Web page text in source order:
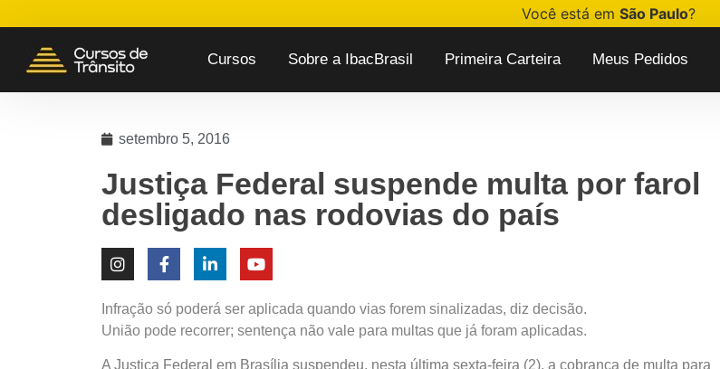
Você está em São Paulo?
Cursos Sobre a IbacBrasil Primeira Carteira Meus Pedidos
setembro 5, 2016
Justiça Federal suspende multa por farol
desligado nas rodovias do país
Infração só poderá ser aplicada quando vias forem sinalizadas, diz decisão.
União pode recorrer; sentença não vale para multas que já foram aplicadas.
A Justiça Federal em Brasília suspendeu, nesta última sexta-feira (2), a cobrança de multa para